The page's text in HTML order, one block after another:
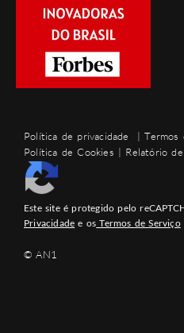
Política de privacidade |Termos
Política de Cookies | Relatório
Este site é protegido pelo
Privacidade e os Termos de Serviço
© AN1